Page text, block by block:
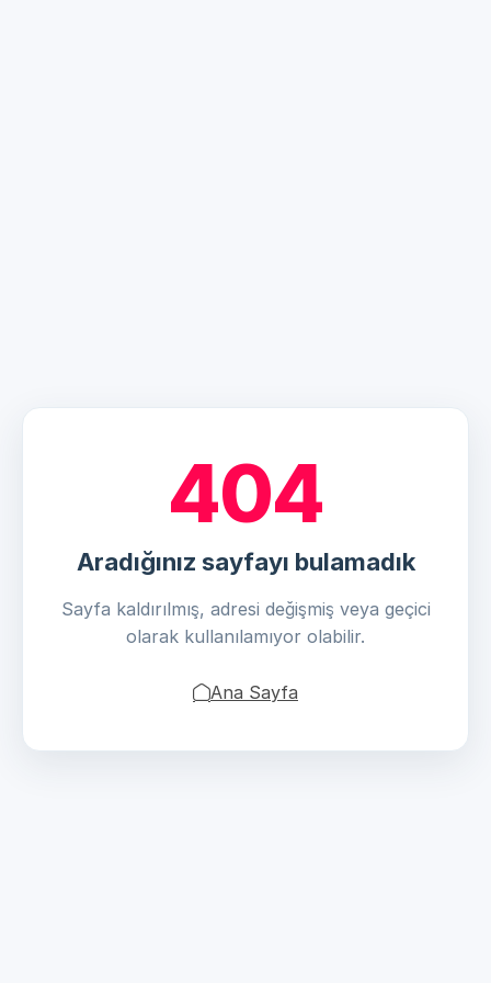
404
Aradığınız sayfayı bulamadık
Sayfa kaldırılmış, adresi değişmiş veya geçici
olarak kullanılamıyor olabilir.
Ana Sayfa